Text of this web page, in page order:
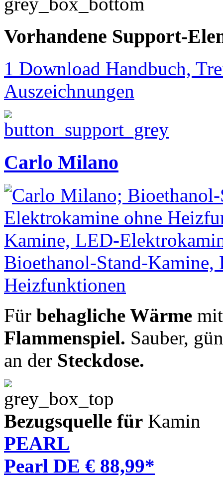
Vorhandene Support-
1 Download Handbuch,
Auszeichnungen
Carlo Milano
Für behagliche Wärme
Flammenspiel. Sauber,
an der Steckdose.
Bezugsquelle für Kamin
PEARL
Pearl DE € 88,99*